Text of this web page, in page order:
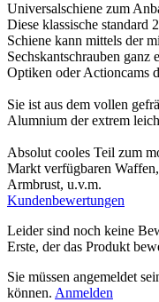
Universalschiene zum
Diese klassische standard
Schiene kann mittels der
Sechskantschrauben
Optiken oder Actioncams
Sie ist aus dem vollen
Alumnium der extrem
Absolut cooles Teil zum
Markt verfügbaren
Armbrust, u.v.m.
Kundenbewertungen
Leider sind noch keine
Erste, der das Produkt
Sie müssen angemeldet
können. Anmelden